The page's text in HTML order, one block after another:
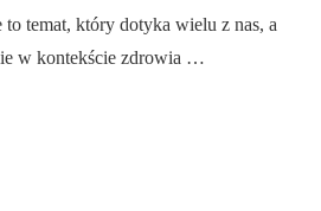
to temat, który dotyka wielu z nas, a
w kontekście zdrowia …